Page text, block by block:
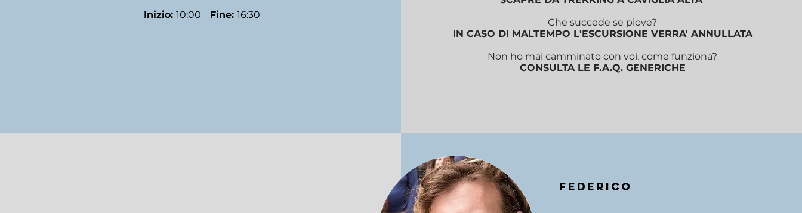
Inizio: 10:00 Fine: 16:30
Che succede se piove?
IN CASO DI MALTEMPO L'ESCURSIONE VERRA' ANNULLATA
Non ho mai camminato con voi, come funziona?
CONSULTA LE F.A.Q. GENERICHE
federico